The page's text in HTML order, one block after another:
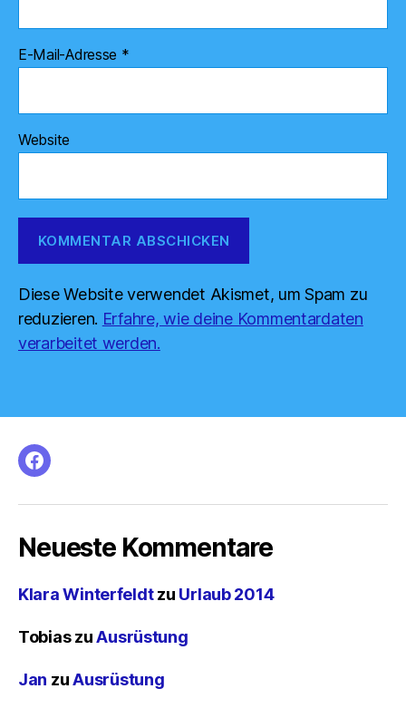
E-Mail-Adresse *
Website
Diese Website verwendet Akismet, um Spam zu
reduzieren. Erfahre, wie deine Kommentardaten
verarbeitet werden.
facebook
Neueste Kommentare
Klara Winterfeldtzu Urlaub 2014
TobiaszuAusrüstung
Jan zuAusrüstung